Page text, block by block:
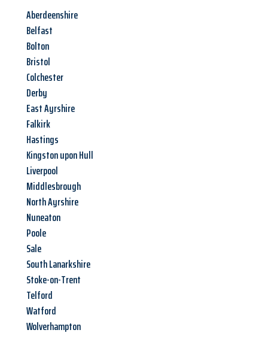
Aberdeenshire
Belfast
Bolton
Bristol
Colchester
Derby
East Ayrshire
Falkirk
Hastings
Kingston upon Hull
Liverpool
Middlesbrough
North Ayrshire
Nuneaton
Poole
Sale
South Lanarkshire
Stoke-on-Trent
Telford
Watford
Wolverhampton